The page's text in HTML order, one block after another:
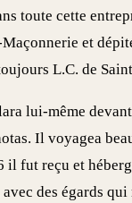
toute cette
et
L.C. de
lui-même
Il voyagea
fut reçu et
des égards qui